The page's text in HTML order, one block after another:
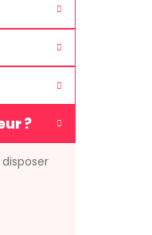
?